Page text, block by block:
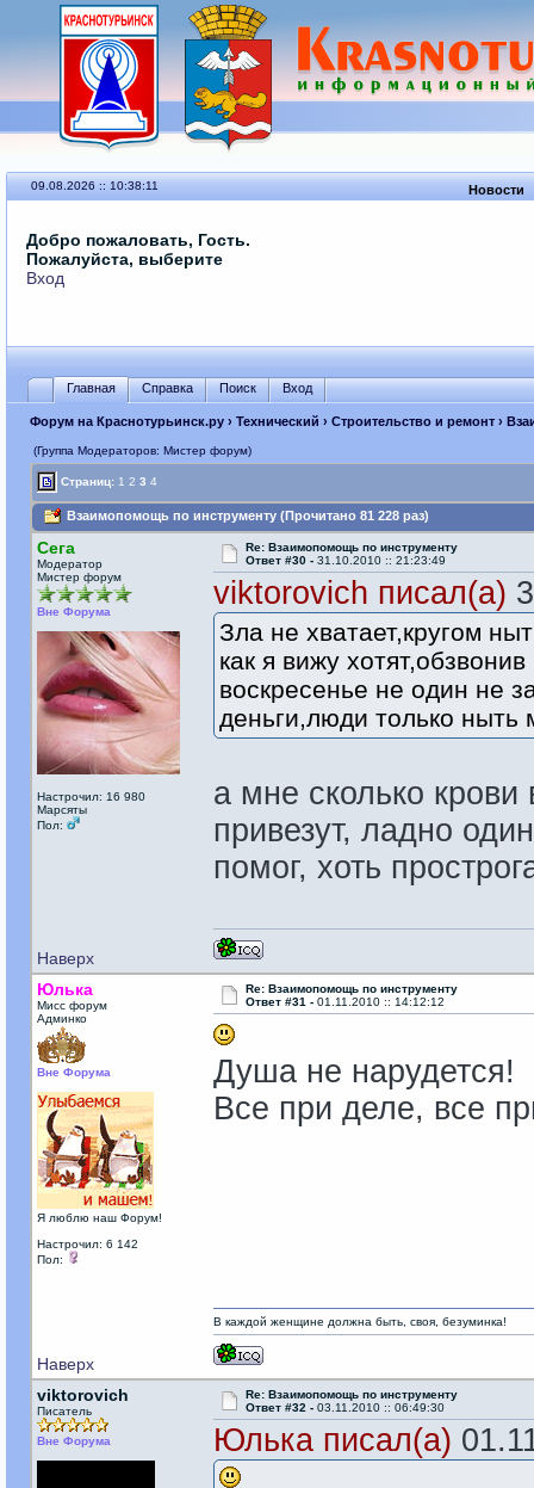
09.08.2026 :: 10:38:11 Новости
Добро пожаловать, Гость.
Пожалуйста, выберите
Вход
Главная Справка Поиск Вход
Форум на Краснотурьинск.ру› Технический › Строительство и ремонт›
(Группа Модераторов: Мистер форум)
Страниц: 1 2 3 4
Взаимопомощь по инструменту (Прочитано 81 228 раз)
Сега
Модератор
Мистер форум
Вне Форума
Настрочил: 16 980
Марсяты
Пол:
Re: Взаимопомощь по инструменту
Ответ #30 - 31.10.2010 :: 21:23:49
viktorovich писал(а)
Зла не хватает,кругом
как я вижу
воскресенье не один не
деньги,люди только ныть
а мне сколько
привезут, ладно
помог, хоть
Наверх
Юлька
Мисс форум
Админко
Вне Форума
Я люблю наш Форум!
Настрочил: 6 142
Пол:
Re: Взаимопомощь по инструменту
Ответ #31 - 01.11.2010 :: 14:12:12
Душа не нарудется!
Все при деле, все
Наверх
В каждой женщине должна быть, своя, безyминка!
viktorovich
Писатель
Вне Форума
Re: Взаимопомощь по инструменту
Ответ #32 - 03.11.2010 :: 06:49:30
Юлька писал(а)